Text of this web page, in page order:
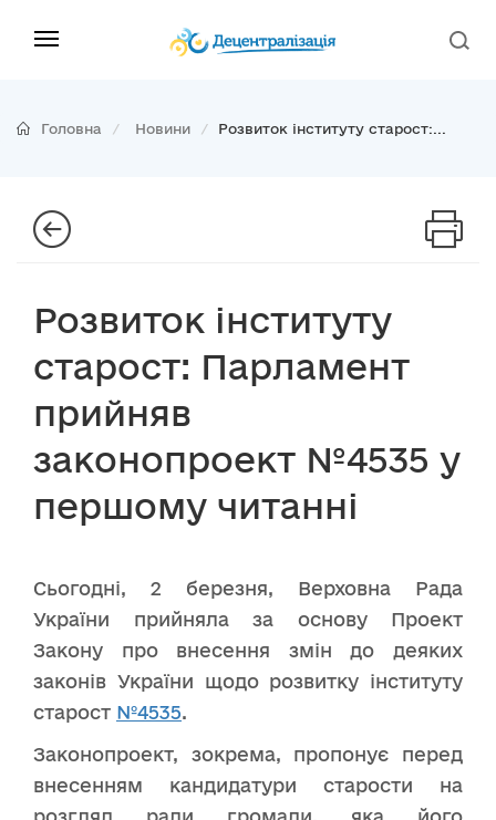
Головна Новини Розвиток інституту старост:...
Розвиток інституту
старост: Парламент
прийняв
законопроект №4535 у
першому читанні
Сьогодні, 2 березня, Верховна Рада
України прийняла за основу Проект
Закону про внесення змін до деяких
законів України щодо розвитку інституту
старост №4535.
Законопроект, зокрема, пропонує перед
внесенням кандидатури старости на